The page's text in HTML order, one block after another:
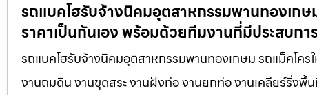
รถแบคโฮรับจ้างนิคมอุตสาหกรรมพานทองเกษ
ราคาเป็นกันเอง พร้อมด้วยทีมงานที่มีประสบก
รถแบคโฮรับจ้างนิคมอุตสาหกรรมพานทองเกษม รถแม็คโครใ
งานถมดิน งานขุดสระ งานฝังท่อ งานยกท่อ งานเคลียร์ริ่ง